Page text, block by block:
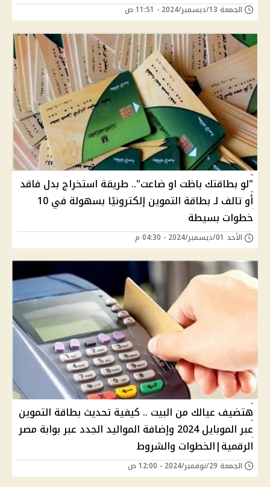
الجمعة 13/ديسمبر/2024 - 11:51 ص
"لو بطاقتك باظت او ضاعت".. طريقة استخراج بدل فاقد
أو تالف لـ بطاقة التموين إلكترونيًا بسهولة في 10
خطوات بسيطة
الأحد 01/ديسمبر/2024 - 04:30 م
هتضيف عيالك من البيت .. كيفية تحديث بطاقة التموين
عبر الموبايل 2024 وإضافة المواليد الجدد عبر بوابة مصر
الرقمية|الخطوات والشروط
الجمعة 29/نوفمبر/2024 - 12:00 ص